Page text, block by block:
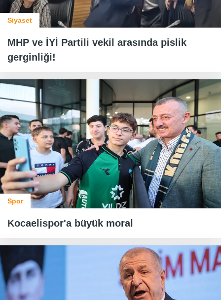
Siyaset
MHP ve İYİ Partili vekil arasında pislik
gerginliği!
Spor
Kocaelispor'a büyük moral